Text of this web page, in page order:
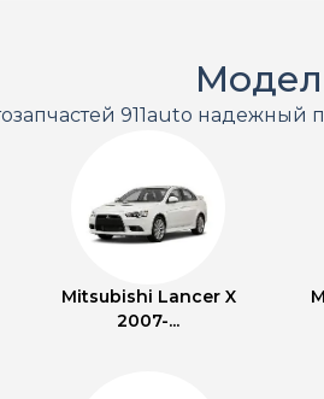
911auto надежный
Mitsubishi Lancer X
2007-...